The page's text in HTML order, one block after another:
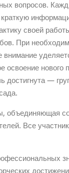
вопросов.
краткую
своей
При
освоение
достигнута —
объединяющая
Все